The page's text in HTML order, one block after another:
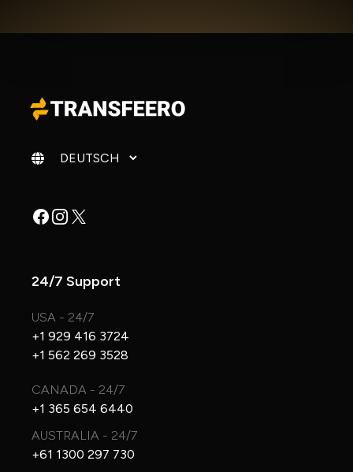
Sprache ändern
Facebook
Instagram
X
24/7 Support
USA - 24/7
+1 929 416 3724
+1 562 269 3528
CANADA - 24/7
+1 365 654 6440
AUSTRALIA - 24/7
+61 1300 297 730